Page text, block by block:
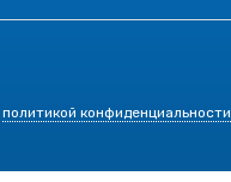
политикой конфиденциальности